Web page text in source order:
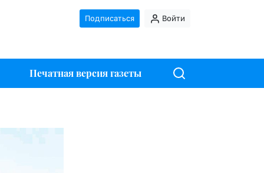
Подписаться Войти
Печатная версия газеты